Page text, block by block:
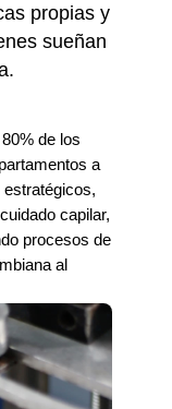
propias y
sueñan
de los
a
capilar,
procesos de
al